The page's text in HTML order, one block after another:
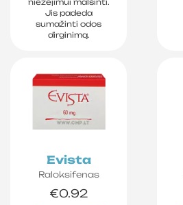
niežėjimui malšinti.
Jis padeda
sumažinti odos
dirginimą.
Evista
Raloksifenas
€0.92